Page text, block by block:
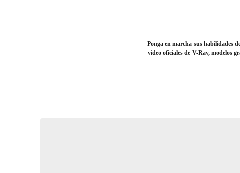
Ponga en marcha sus habilidades
video oficiales de V-Ray, modelos